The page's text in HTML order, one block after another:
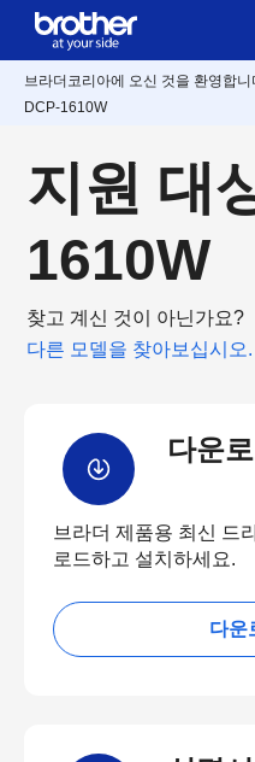
브라더코리아에 오신 것을 환영합니
DCP-1610W
지원 대
1610W
찾고 계신 것이 아닌가요?
다른 모델을 찾아보십시오.
다운
브라더 제품용 최신 드
로드하고 설치하세요.
다운